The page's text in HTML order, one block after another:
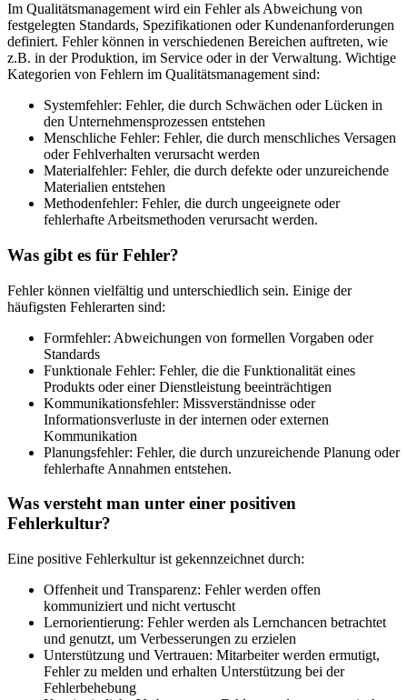
Im Qualitätsmanagement wird ein Fehler als Abweichung von
festgelegten Standards, Spezifikationen oder Kundenanforderungen
definiert. Fehler können in verschiedenen Bereichen auftreten, wie
z.B. in der Produktion, im Service oder in der Verwaltung. Wichtige
Kategorien von Fehlern im Qualitätsmanagement sind:
Systemfehler: Fehler, die durch Schwächen oder Lücken in
den Unternehmensprozessen entstehen
Menschliche Fehler: Fehler, die durch menschliches Versagen
oder Fehlverhalten verursacht werden
Materialfehler: Fehler, die durch defekte oder unzureichende
Materialien entstehen
Methodenfehler: Fehler, die durch ungeeignete oder
fehlerhafte Arbeitsmethoden verursacht werden.
Was gibt es für Fehler?
Fehler können vielfältig und unterschiedlich sein. Einige der
häufigsten Fehlerarten sind:
Formfehler: Abweichungen von formellen Vorgaben oder
Standards
Funktionale Fehler: Fehler, die die Funktionalität eines
Produkts oder einer Dienstleistung beeinträchtigen
Kommunikationsfehler: Missverständnisse oder
Informationsverluste in der internen oder externen
Kommunikation
Planungsfehler: Fehler, die durch unzureichende Planung oder
fehlerhafte Annahmen entstehen.
Was versteht man unter einer positiven
Fehlerkultur?
Eine positive Fehlerkultur ist gekennzeichnet durch:
Offenheit und Transparenz: Fehler werden offen
kommuniziert und nicht vertuscht
Lernorientierung: Fehler werden als Lernchancen betrachtet
und genutzt, um Verbesserungen zu erzielen
Unterstützung und Vertrauen: Mitarbeiter werden ermutigt,
Fehler zu melden und erhalten Unterstützung bei der
Fehlerbehebung